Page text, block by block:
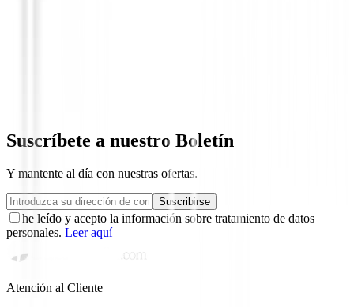
Suscríbete a nuestro Boletín
Y mantente al día con nuestras ofertas.
Suscribirse
he leído y acepto la información sobre tratamiento de datos
personales. Leer aquí
Atención al Cliente